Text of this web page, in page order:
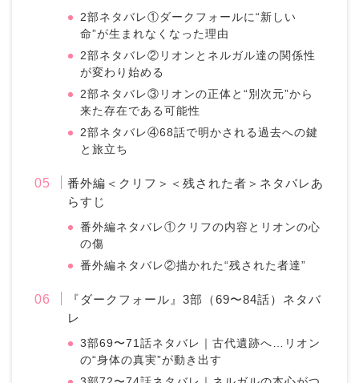
2部ネタバレ①ダークフォールに“新しい
命”が生まれなくなった理由
2部ネタバレ②リオンとネルガル達の関係性
が変わり始める
2部ネタバレ③リオンの正体と“別次元”から
来た存在である可能性
2部ネタバレ④68話で明かされる過去への鍵
と旅立ち
番外編＜クリフ＞＜残された者＞ネタバレあ
らすじ
番外編ネタバレ①クリフの内容とリオンの心
の傷
番外編ネタバレ②描かれた“残された者達”
『ダークフォール』3部（69〜84話）ネタバ
レ
3部69〜71話ネタバレ｜古代遺跡へ…リオン
の“身体の真実”が動き出す